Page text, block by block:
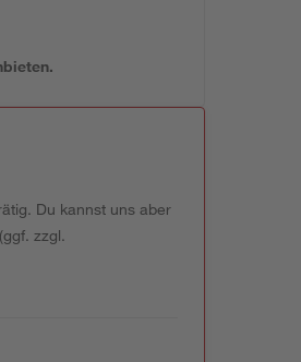
Du kannst uns aber
zzgl.